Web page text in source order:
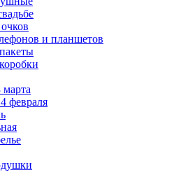
и планшетов
февраля